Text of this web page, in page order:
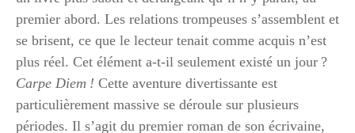
premier abord. Les relations trompeuses s’assemblent et
se brisent, ce que le lecteur tenait comme acquis n’est
plus réel. Cet élément a-t-il seulement existé un jour ?
Carpe Diem ! Cette aventure divertissante est
particulièrement massive se déroule sur plusieurs
périodes. Il s’agit du premier roman de son écrivaine,